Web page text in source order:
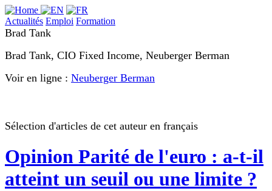
Actualités Emploi Formation
Brad Tank
Brad Tank, CIO Fixed Income, Neuberger Berman
Voir en ligne : Neuberger Berman
Sélection d'articles de cet auteur en français
Opinion Parité de l'euro : a-t-il
atteint un seuil ou une limite ?